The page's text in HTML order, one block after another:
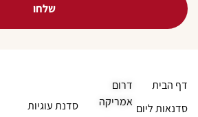
שלחו
דף הבית
סדנאות ליום
דרום
אמריקה
סדנת עוגיות